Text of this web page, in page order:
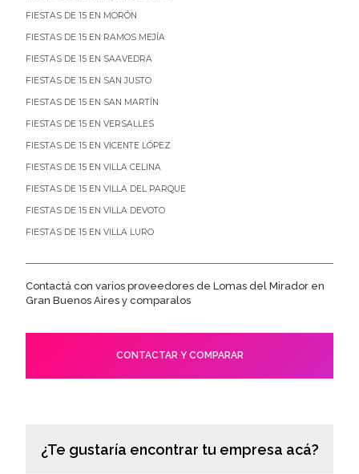
FIESTAS DE 15 EN MORÓN
FIESTAS DE 15 EN RAMOS MEJÍA
FIESTAS DE 15 EN SAAVEDRA
FIESTAS DE 15 EN SAN JUSTO
FIESTAS DE 15 EN SAN MARTÍN
FIESTAS DE 15 EN VERSALLES
FIESTAS DE 15 EN VICENTE LÓPEZ
FIESTAS DE 15 EN VILLA CELINA
FIESTAS DE 15 EN VILLA DEL PARQUE
FIESTAS DE 15 EN VILLA DEVOTO
FIESTAS DE 15 EN VILLA LURO
Contactá con varios proveedores de Lomas del Mirador en
Gran Buenos Aires y comparalos
CONTACTAR Y COMPARAR
¿Te gustaría encontrar tu empresa acá?